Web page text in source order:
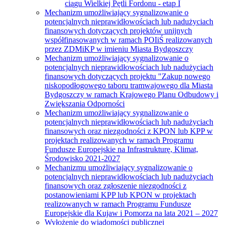
ciągu Wielkiej Pętli Fordonu - etap I
Mechanizm umożliwiający sygnalizowanie o
potencjalnych nieprawidłowościach lub nadużyciach
finansowych dotyczących projektów unijnych
współfinasowanych w ramach POIiŚ realizowanych
przez ZDMiKP w imieniu Miasta Bydgoszczy
Mechanizm umożliwiający sygnalizowanie o
potencjalnych nieprawidłowościach lub nadużyciach
finansowych dotyczących projektu "Zakup nowego
niskopodłogowego taboru tramwajowego dla Miasta
Bydgoszczy w ramach Krajowego Planu Odbudowy i
Zwiększania Odporności
Mechanizm umożliwiający sygnalizowanie o
potencjalnych nieprawidłowościach lub nadużyciach
finansowych oraz niezgodności z KPON lub KPP w
projektach realizowanych w ramach Programu
Fundusze Europejskie na Infrastrukturę, Klimat,
Środowisko 2021-2027
Mechanizmu umożliwiający sygnalizowanie o
potencjalnych nieprawidłowościach lub nadużyciach
finansowych oraz zgłoszenie niezgodności z
postanowieniami KPP lub KPON w projektach
realizowanych w ramach Programu Fundusze
Europejskie dla Kujaw i Pomorza na lata 2021 – 2027
Wyłożenie do wiadomości publicznej